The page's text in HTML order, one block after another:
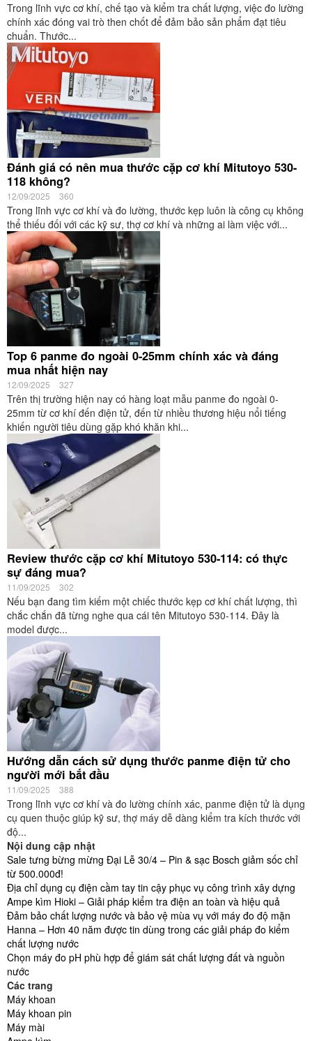
Trong lĩnh vực cơ khí, chế tạo và kiểm tra chất lượng, việc đo lường
chính xác đóng vai trò then chốt để đảm bảo sản phẩm đạt tiêu
chuẩn. Thước...
Đánh giá có nên mua thước cặp cơ khí Mitutoyo 530-
118 không?
12/09/2025 360
Trong lĩnh vực cơ khí và đo lường, thước kẹp luôn là công cụ không
thể thiếu đối với các kỹ sư, thợ cơ khí và những ai làm việc với...
Top 6 panme đo ngoài 0-25mm chính xác và đáng
mua nhất hiện nay
12/09/2025 327
Trên thị trường hiện nay có hàng loạt mẫu panme đo ngoài 0-
25mm từ cơ khí đến điện tử, đến từ nhiều thương hiệu nổi tiếng
khiến người tiêu dùng gặp khó khăn khi...
Review thước cặp cơ khí Mitutoyo 530-114: có thực
sự đáng mua?
11/09/2025 302
Nếu bạn đang tìm kiếm một chiếc thước kẹp cơ khí chất lượng, thì
chắc chắn đã từng nghe qua cái tên Mitutoyo 530-114. Đây là
model được...
Hướng dẫn cách sử dụng thước panme điện tử cho
người mới bắt đầu
11/09/2025 388
Trong lĩnh vực cơ khí và đo lường chính xác, panme điện tử là dụng
cụ quen thuộc giúp kỹ sư, thợ máy dễ dàng kiểm tra kích thước với
độ...
Nội dung cập nhật
Sale tưng bừng mừng Đại Lễ 30/4 – Pin & sạc Bosch giảm sốc chỉ
từ 500.000đ!
Địa chỉ dụng cụ điện cầm tay tin cậy phục vụ công trình xây dựng
Ampe kìm Hioki – Giải pháp kiểm tra điện an toàn và hiệu quả
Đảm bảo chất lượng nước và bảo vệ mùa vụ với máy đo độ mặn
Hanna – Hơn 40 năm được tin dùng trong các giải pháp đo kiểm
chất lượng nước
Chọn máy đo pH phù hợp để giám sát chất lượng đất và nguồn
nước
Các trang
Máy khoan
Máy khoan pin
Máy mài